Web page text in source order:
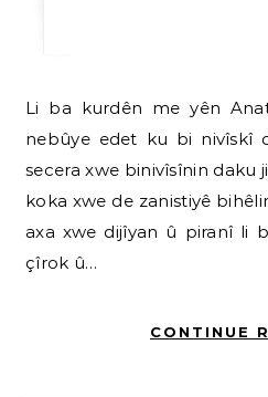
Li ba kurdên me yên Anatoliyê, ji derveyî îstisna,
nebûye edet ku bi nivîskî
secera xwe binivîsînin daku
koka xwe de zanistiyê
axa xwe dijîyan û piranî li
çîrok û…
CONTINUE